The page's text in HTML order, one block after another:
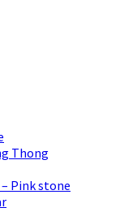
Thong
Pink stone